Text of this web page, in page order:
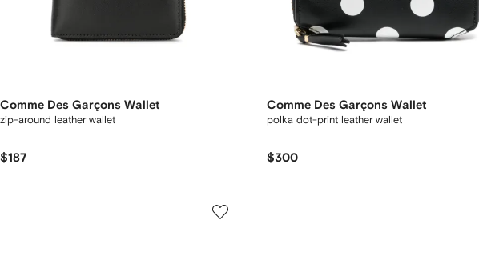
Comme Des Garçons Wallet
zip-around leather wallet
$187
Comme Des Garçons Wallet
polka dot-print leather wallet
$300